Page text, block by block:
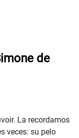
de
La recordamos
veces: su pelo